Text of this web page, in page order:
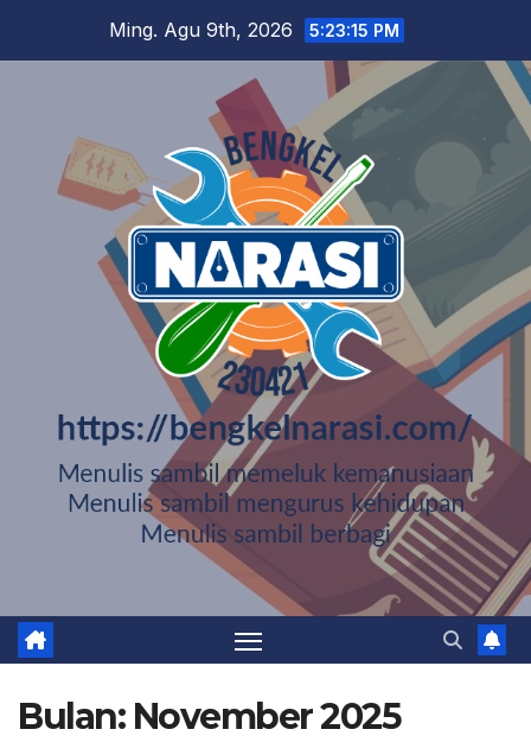
Ming. Agu 9th, 2026 5:23:16 PM
Bulan: November 2025